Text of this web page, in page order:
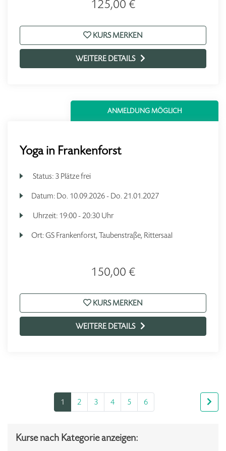
125,00 €
KURS MERKEN
WEITERE DETAILS
ANMELDUNG MÖGLICH
Yoga in Frankenforst
Status: 3 Plätze frei
Datum: Do. 10.09.2026 - Do. 21.01.2027
Uhrzeit: 19:00 - 20:30 Uhr
Ort:GS Frankenforst, Taubenstraße, Rittersaal
150,00 €
KURS MERKEN
WEITERE DETAILS
1 2 3 4 5 6
Kurse nach Kategorie anzeigen: